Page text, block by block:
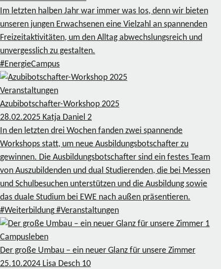
Im letzten halben Jahr war immer was los, denn wir bieten
unseren jungen Erwachsenen eine Vielzahl an spannenden
Freizeitaktivitäten, um den Alltag abwechslungsreich und
unvergesslich zu gestalten.
#EnergieCampus
Veranstaltungen
Azubibotschafter-Workshop 2025
28.02.2025 Katja Daniel 2
In den letzten drei Wochen fanden zwei spannende
Workshops statt, um neue Ausbildungsbotschafter zu
gewinnen. Die Ausbildungsbotschafter sind ein festes Team
von Auszubildenden und dual Studierenden, die bei Messen
und Schulbesuchen unterstützen und die Ausbildung sowie
das duale Studium bei EWE nach außen präsentieren.
#Weiterbildung #Veranstaltungen
1
Campusleben
Der große Umbau – ein neuer Glanz für unsere Zimmer
25.10.2024 Lisa Desch 10